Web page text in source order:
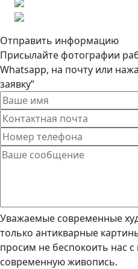
Отправить информацию
Присылайте фотографии
Whatsapp, на почту или
заявку”
Уважаемые современные
только антикварные
просим не беспокоить нас
современную живопись.